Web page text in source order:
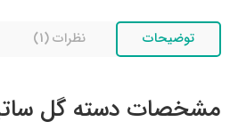
توضیحات نظرات (1)
مشخصات دسته گل